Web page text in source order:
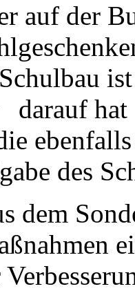
auf der
darauf
des
dem